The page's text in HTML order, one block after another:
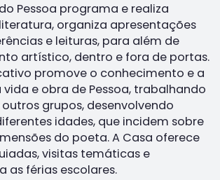
Pessoa programa e realiza
organiza apresentações
e leituras, para além de
artístico, dentro e fora de portas.
promove o conhecimento e a
e obra de Pessoa, trabalhando
grupos, desenvolvendo
idades, que incidem sobre
do poeta. A Casa oferece
visitas temáticas e
as férias escolares.